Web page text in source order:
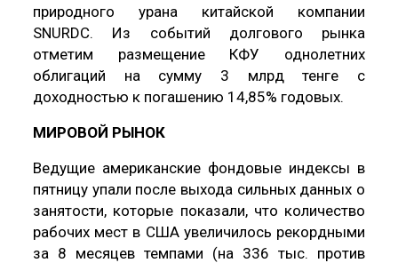
природного урана китайской компании
SNURDC. Из событий долгового рынка
отметим размещение КФУ однолетних
облигаций на сумму 3 млрд тенге с
доходностью к погашению 14,85% годовых.
МИРОВОЙ РЫНОК
Ведущие американские фондовые индексы в
пятницу упали после выхода сильных данных о
занятости, которые показали, что количество
рабочих мест в США увеличилось рекордными
за 8 месяцев темпами (на 336 тыс. против